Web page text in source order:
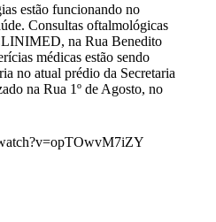
estão funcionando no
Consultas oftalmológicas
na Rua Benedito
médicas estão sendo
no atual prédio da Secretaria
na Rua 1º de Agosto, no